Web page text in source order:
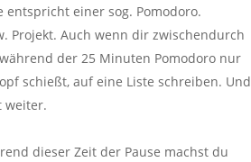
entspricht einer sog. Pomodoro.
Projekt. Auch wenn dir zwischendurch
der 25 Minuten Pomodoro nur
schießt, auf eine Liste schreiben. Und
weiter.
dieser Zeit der Pause machst du